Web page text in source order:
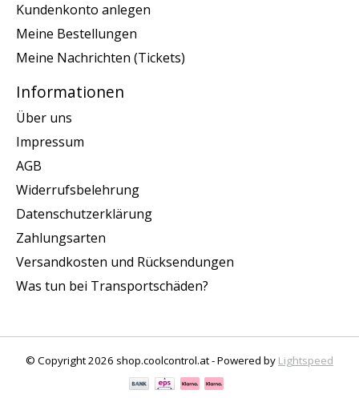
Kundenkonto anlegen
Meine Bestellungen
Meine Nachrichten (Tickets)
Informationen
Über uns
Impressum
AGB
Widerrufsbelehrung
Datenschutzerklärung
Zahlungsarten
Versandkosten und Rücksendungen
Was tun bei Transportschäden?
© Copyright 2026 shop.coolcontrol.at - Powered by Lightspeed